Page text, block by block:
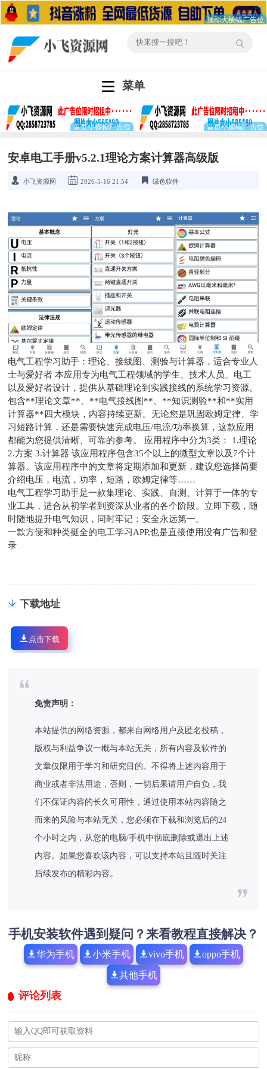
菜单
安卓电工手册v5.2.1理论方案计算器高级版
小飞资源网 2026-5-16 21:54 绿色软件
电气工程学习助手：理论、接线图、测验与计算器，适合专业人
士与爱好者 本应用专为电气工程领域的学生、技术人员、电工
以及爱好者设计，提供从基础理论到实践接线的系统学习资源。
包含**理论文章**、**电气接线图**、**知识测验**和**实用
计算器**四大模块，内容持续更新。无论您是巩固欧姆定律、学
习短路计算，还是需要快速完成电压/电流/功率换算，这款应用
都能为您提供清晰、可靠的参考。 应用程序中分为3类： 1.理论
2.方案 3.计算器 该应用程序包含35个以上的微型文章以及7个计
算器。该应用程序中的文章将定期添加和更新，建议您选择简要
介绍电压，电流，功率，短路，欧姆定律等……
电气工程学习助手是一款集理论、实践、自测、计算于一体的专
业工具，适合从初学者到资深从业者的各个阶段。立即下载，随
时随地提升电气知识，同时牢记：安全永远第一。
一款方便和种类挺全的电工学习APP,也是直接使用没有广告和登
录
下载地址
点击下载
免责声明：
本站提供的网络资源，都来自网络用户及匿名投稿，
版权与利益争议一概与本站无关，所有内容及软件的
文章仅限用于学习和研究目的。不得将上述内容用于
商业或者非法用途，否则，一切后果请用户自负，我
们不保证内容的长久可用性，通过使用本站内容随之
而来的风险与本站无关，您必须在下载和浏览后的24
个小时之内，从您的电脑/手机中彻底删除或退出上述
内容。如果您喜欢该内容，可以支持本站且随时关注
后续发布的精彩内容。
手机安装软件遇到疑问？来看教程直接解决？
华为手机 小米手机 vivo手机 oppo手机
其他手机
评论列表